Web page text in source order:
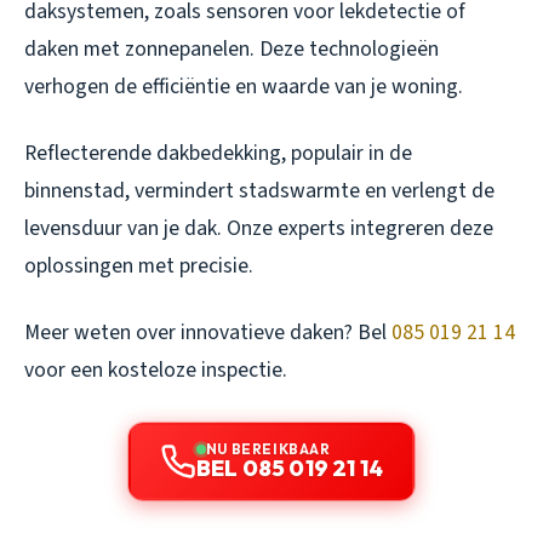
daksystemen, zoals sensoren voor lekdetectie of
daken met zonnepanelen. Deze technologieën
verhogen de efficiëntie en waarde van je woning.
Reflecterende dakbedekking, populair in de
binnenstad, vermindert stadswarmte en verlengt de
levensduur van je dak. Onze experts integreren deze
oplossingen met precisie.
Meer weten over innovatieve daken? Bel 085 019 21 14
voor een kosteloze inspectie.
NU BEREIKBAAR
BEL 085 019 21 14